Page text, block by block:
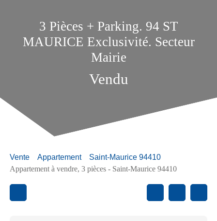
3 Pièces + Parking. 94 ST
MAURICE Exclusivité. Secteur
Mairie
Vendu
Vente Appartement
Saint-Maurice 94410
Appartement à vendre, 3 pièces - Saint-Maurice 94410